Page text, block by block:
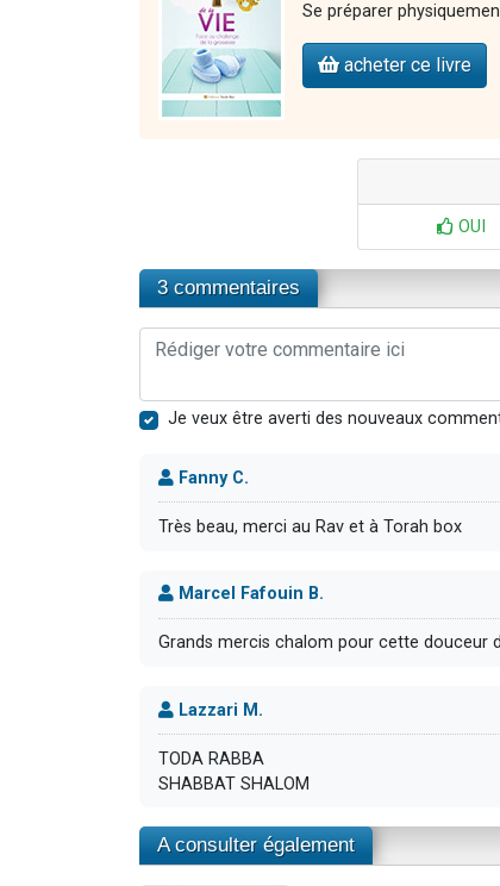
Se préparer
acheter ce livre
OUI
3 commentaires
Je veux être averti des nouveaux
Fanny C.
Très beau, merci au Rav et à Torah box
Marcel Fafouin B.
Grands mercis chalom pour cette douceur
Lazzari M.
TODA RABBA
SHABBAT SHALOM
A consulter également